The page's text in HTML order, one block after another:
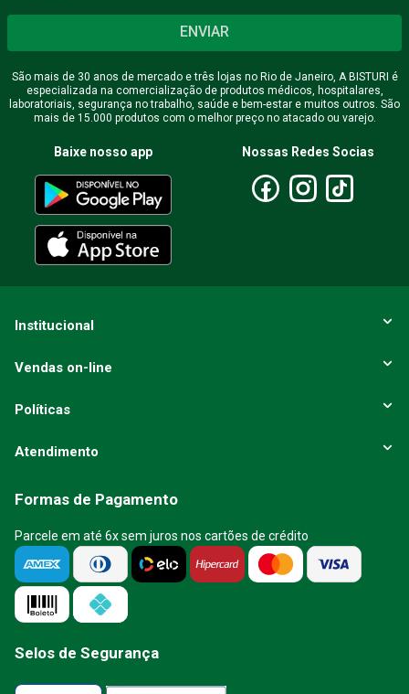
Seu nome
Endereço de email
Escreva uma avaliação
ENVIAR AVALIAÇÃO
ENVIAR
São mais de 30 anos de mercado e três lojas no Rio de Janeiro, A BISTURI é
especializada na comercialização de produtos médicos, hospitalares,
laboratoriais, segurança no trabalho, saúde e bem-estar e muitos outros. São
mais de 15.000 produtos com o melhor preço no atacado ou varejo.
Baixe nosso app Nossas Redes Socias
Institucional
Vendas on-line
Políticas
Atendimento
Formas de Pagamento
Parcele em até 6x sem juros nos cartões de crédito
Selos de Segurança